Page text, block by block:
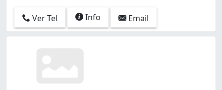
Ver Tel Info Email